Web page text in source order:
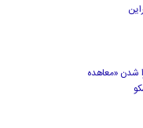
شدن «معاهده